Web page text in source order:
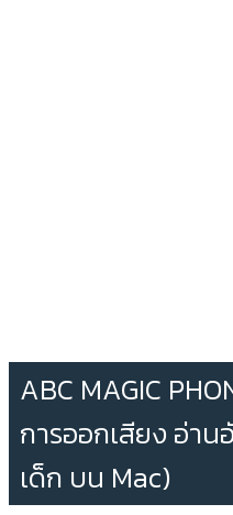
ABC MAGIC
การออกเสียง อ่า
เด็ก บน Mac)